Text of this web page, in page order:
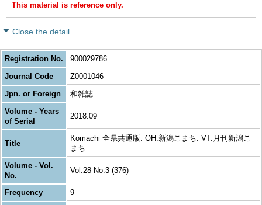
This material is reference only.
Close the detail
Registration No.
900029786
Journal Code
Z0001046
Jpn. or Foreign
和雑誌
Volume - Years
of Serial
2018.09
Title
Komachi 全県共通版. OH:新潟こまち. VT:月刊新潟こ
まち
Volume - Vol.
No.
Vol.28 No.3 (376)
Frequency
9